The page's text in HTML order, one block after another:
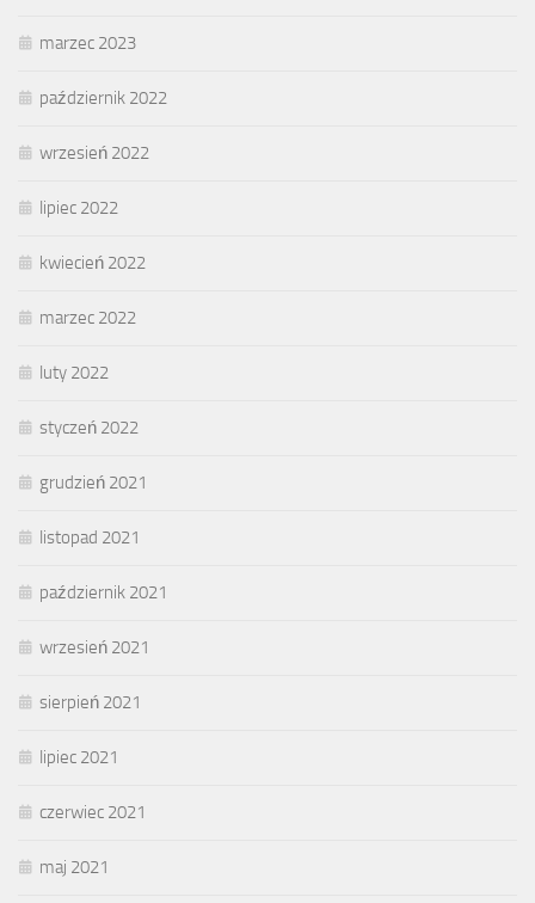
marzec 2023
październik 2022
wrzesień 2022
lipiec 2022
kwiecień 2022
marzec 2022
luty 2022
styczeń 2022
grudzień 2021
listopad 2021
październik 2021
wrzesień 2021
sierpień 2021
lipiec 2021
czerwiec 2021
maj 2021